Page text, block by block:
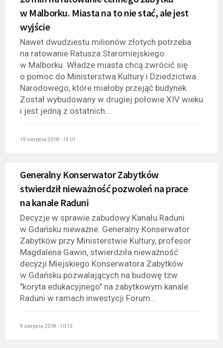
w Malborku. Miasta na to nie stać, ale jest
wyjście
Nawet dwudziestu milionów złotych potrzeba
na ratowanie Ratusza Staromiejskiego
w Malborku. Władze miasta chcą zwrócić się
o pomoc do Ministerstwa Kultury i Dziedzictwa
Narodowego, które miałoby przejąć budynek.
Został wybudowany w drugiej połowie XIV wieku
i jest jedną z ostatnich...
19 sierpnia 2018 - 14:01
Generalny Konserwator Zabytków
stwierdził nieważność pozwoleń na prace
na kanale Raduni
Decyzje w sprawie zabudowy Kanału Raduni
w Gdańsku nieważne. Generalny Konserwator
Zabytków przy Ministerstwie Kultury, profesor
Magdalena Gawin, stwierdziła nieważność
decyzji Miejskiego Konserwatora Zabytków
w Gdańsku pozwalających na budowę tzw.
"koryta edukacyjnego" na zabytkowym kanale
Raduni w ramach inwestycji Forum...
9 sierpnia 2018 - 10:15